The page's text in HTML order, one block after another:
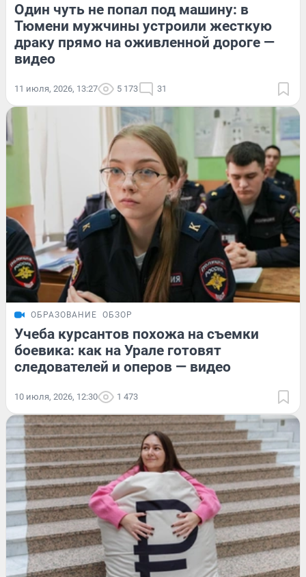
Один чуть не попал под машину: в
Тюмени мужчины устроили жесткую
драку прямо на оживленной дороге —
видео
11 июля, 2026, 13:27 5 173 31
ОБРАЗОВАНИЕ ОБЗОР
Учеба курсантов похожа на съемки
боевика: как на Урале готовят
следователей и оперов — видео
10 июля, 2026, 12:30 1 473